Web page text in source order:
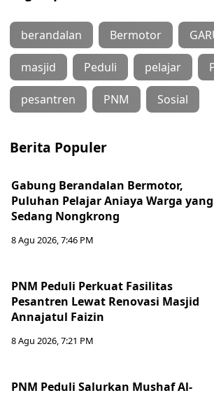
berandalan Bermotor
masjid Peduli pelajar
pesantren PNM Sosial
Berita Populer
Gabung Berandalan Bermotor,
Puluhan Pelajar Aniaya Warga yang
Sedang Nongkrong
8 Agu 2026, 7:46 PM
PNM Peduli Perkuat Fasilitas
Pesantren Lewat Renovasi Masjid
Annajatul Faizin
8 Agu 2026, 7:21 PM
PNM Peduli Salurkan Mushaf Al-